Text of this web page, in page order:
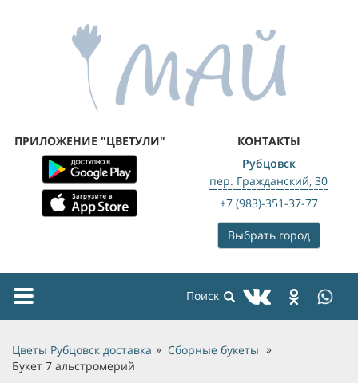
ПРИЛОЖЕНИЕ "ЦВЕТУЛИ"
КОНТАКТЫ
Рубцовск
пер. Гражданский, 30
+7 (983)-351-37-77
Выбрать город
Toggle
Цветы Рубцовск доставка
Сборные букеты
Букет 7 альстромерий